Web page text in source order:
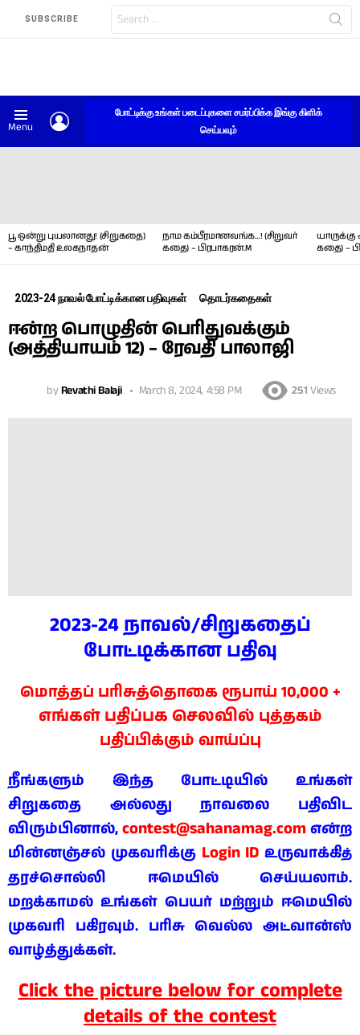
SUBSCRIBE
for:
Menu
போட்டிக்கு உங்கள் படைப்புகளை சமர்ப்பிக்க இங்கு கிளிக்
செய்யவும்
பூ ஒன்று புயலானது! (சிறுகதை)
– காந்திமதி உலகநாதன்
நாம கம்பீரமானவங்க…! (சிறுவர்
கதை) – பிரபாகரன்.M
யாருக்கு
கதை) –
2023-24 நாவல் போட்டிக்கான பதிவுகள் தொடர்கதைகள்
ஈன்ற பொழுதின் பெரிதுவக்கும்
(அத்தியாயம் 12) – ரேவதி பாலாஜி
byRevathi Balaji March 8, 2024, 4:58 PM 251 Views
2023-24 நாவல்/சிறுகதைப்
போட்டிக்கான பதிவு
மொத்தப் பரிசுத்தொகை ரூபாய் 10,000 +
எங்கள் பதிப்பக செலவில் புத்தகம்
பதிப்பிக்கும் வாய்ப்பு
நீங்களும் இந்த போட்டியில் உங்கள்
சிறுகதை அல்லது நாவலை பதிவிட
விரும்பினால்,contest@sahanamag.comஎன்ற
மின்னஞ்சல் முகவரிக்கு Login ID உருவாக்கித்
தரச்சொல்லி ஈமெயில் செய்யலாம்.
மறக்காமல் உங்கள் பெயர் மற்றும் ஈமெயில்
முகவரி பகிரவும். பரிசு வெல்ல அட்வான்ஸ்
வாழ்த்துக்கள்.
Click the picture below for complete
details of the contest